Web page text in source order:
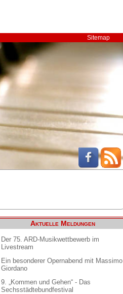
Sitemap
Aktuelle Meldungen
Der 75. ARD-Musikwettbewerb im
Livestream
Ein besonderer Opernabend mit Massimo
Giordano
9. „Kommen und Gehen“ - Das
Sechsstädtebundfestival